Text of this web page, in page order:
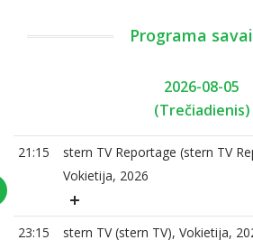
Programa
2026-08-05
(Trečiadienis)
21:15
stern TV Reportage (stern TV
Vokietija, 2026
23:15 stern TV (stern TV), Vokietija,